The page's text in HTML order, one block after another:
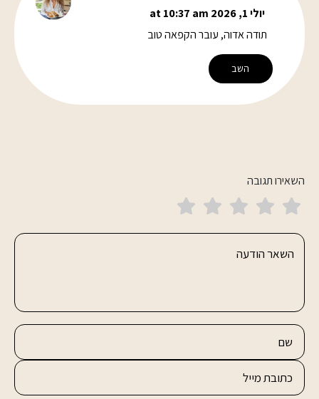
יולי 1, 2026 at 10:37 am
תודה אדוה, עובר הקפאה טוב
השב
השאירו תגובה